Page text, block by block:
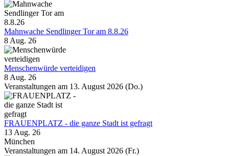
Mahnwache Sendlinger Tor am 8.8.26
8 Aug. 26
Menschenwürde verteidigen
8 Aug. 26
Veranstaltungen am 13. August 2026 (Do.)
FRAUENPLATZ - die ganze Stadt ist gefragt
13 Aug. 26
München
Veranstaltungen am 14. August 2026 (Fr.)